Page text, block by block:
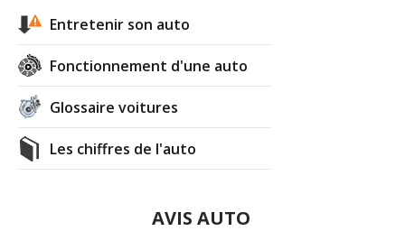
Entretenir son auto
Fonctionnement d'une auto
Glossaire voitures
Les chiffres de l'auto
AVIS AUTO